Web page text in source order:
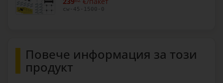
cw-45-1500-0
Повече информация за този
продукт